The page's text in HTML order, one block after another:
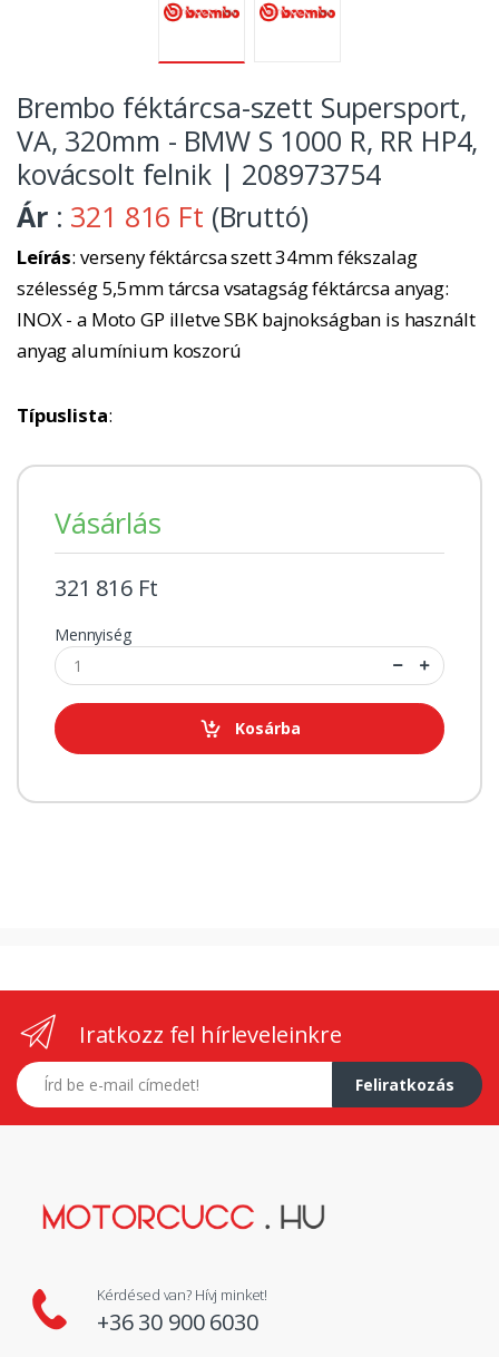
Brembo féktárcsa-szett Supersport,
VA, 320mm - BMW S 1000 R, RR HP4,
kovácsolt felnik | 208973754
Ár : 321 816 Ft (Bruttó)
Leírás: verseny féktárcsa szett 34mm fékszalag
szélesség 5,5mm tárcsa vsatagság féktárcsa anyag:
INOX - a Moto GP illetve SBK bajnokságban is használt
anyag alumínium koszorú
Típuslista:
Vásárlás
321 816 Ft
Mennyiség
Kosárba
Iratkozz fel hírleveleinkre
E-mail címed
Feliratkozás
Kérdésed van? Hívj minket!
+36 30 900 6030